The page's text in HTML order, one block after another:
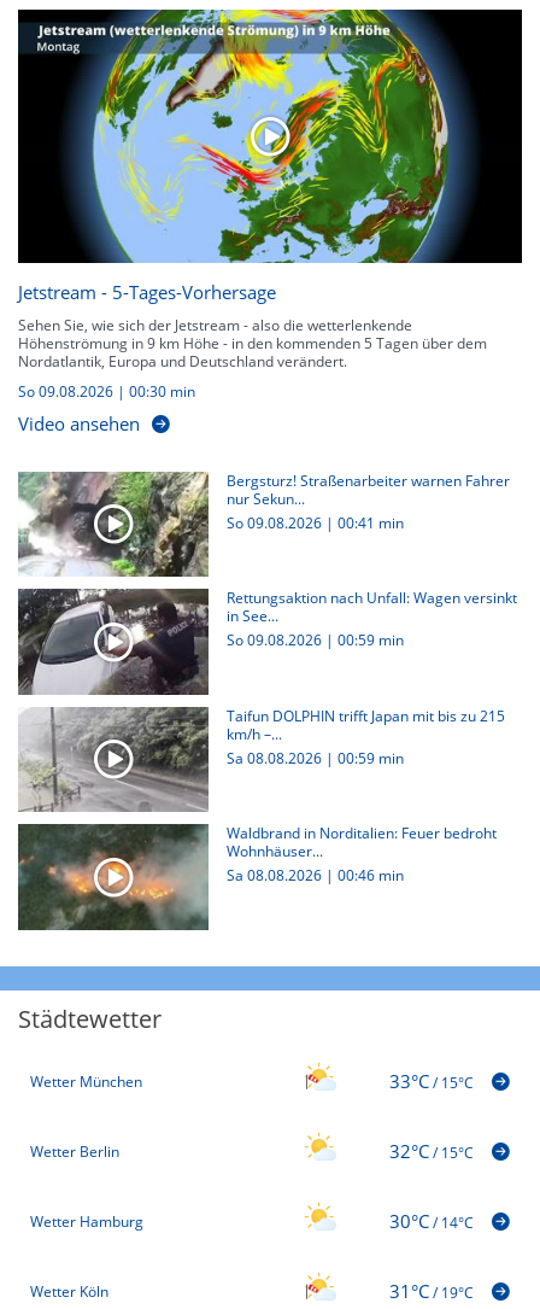
Jetstream - 5-Tages-Vorhersage
Sehen Sie, wie sich der Jetstream - also die wetterlenkende
Höhenströmung in 9 km Höhe - in den kommenden 5 Tagen über dem
Nordatlantik, Europa und Deutschland verändert.
So 09.08.2026 | 00:30 min
Video ansehen
Bergsturz! Straßenarbeiter warnen Fahrer
nur Sekun...
So 09.08.2026 |00:41 min
Rettungsaktion nach Unfall: Wagen versinkt
in See...
So 09.08.2026 |00:59 min
Taifun DOLPHIN trifft Japan mit bis zu 215
km/h –...
Sa 08.08.2026 |00:59 min
Waldbrand in Norditalien: Feuer bedroht
Wohnhäuser...
Sa 08.08.2026 |00:46 min
Städtewetter
Wetter München 33°C/15°C
Wetter Berlin 32°C/15°C
Wetter Hamburg 30°C/14°C
Wetter Köln 31°C/19°C